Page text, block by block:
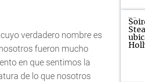
verdadero nombre es
fueron mucho
en que sentimos la
de lo que nosotros